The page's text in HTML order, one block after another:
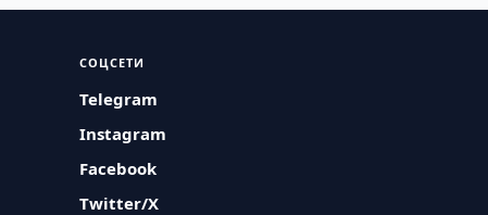
СОЦСЕТИ
Telegram
Instagram
Facebook
Twitter/X